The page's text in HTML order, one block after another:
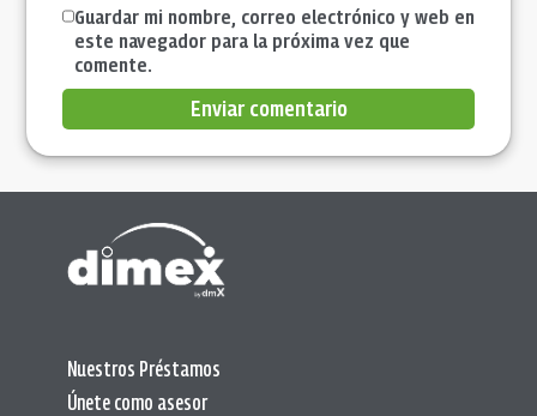
Guardar mi nombre, correo electrónico y web en
este navegador para la próxima vez que
comente.
Enviar comentario
Nuestros Préstamos
Únete como asesor